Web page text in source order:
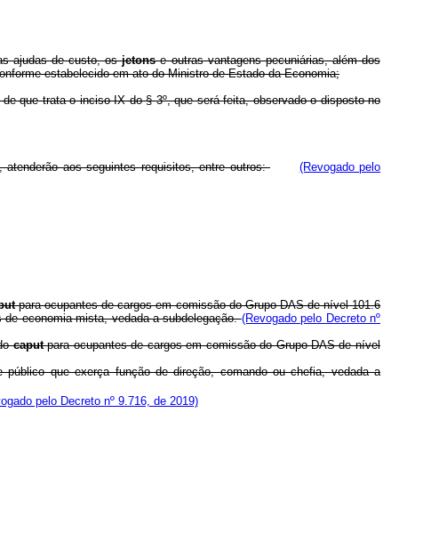
ajudas de custo, osjetonse outras vantagens pecuniárias, além dos
estabelecido em ato do Ministro de Estado da Economia;
que trata o inciso IX do § 3º, que será feita, observado o disposto no
aos seguintes requisitos, entre outros:
(Revogado pelo
para ocupantes de cargos em comissão do Grupo-DAS de nível 101.6
de economia mista, vedada a subdelegação.(Revogado pelo Decreto nº
caputpara ocupantes de cargos em comissão do Grupo-DAS de nível
que exerça função de direção, comando ou chefia, vedada a
pelo Decreto nº 9.716, de 2019)